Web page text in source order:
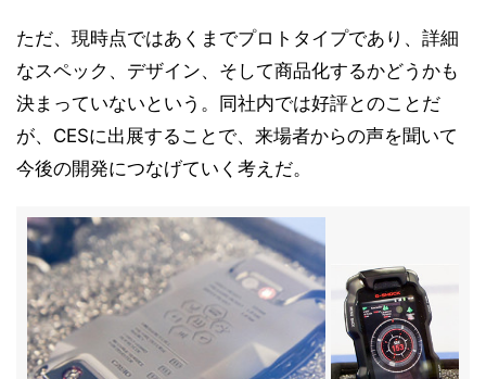
ただ、現時点ではあくまでプロトタイプであり、詳細
なスペック、デザイン、そして商品化するかどうかも
決まっていないという。同社内では好評とのことだ
が、CESに出展することで、来場者からの声を聞いて
今後の開発につなげていく考えだ。